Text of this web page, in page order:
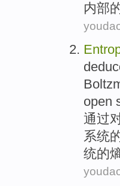
内部
open
通过
系统
统的